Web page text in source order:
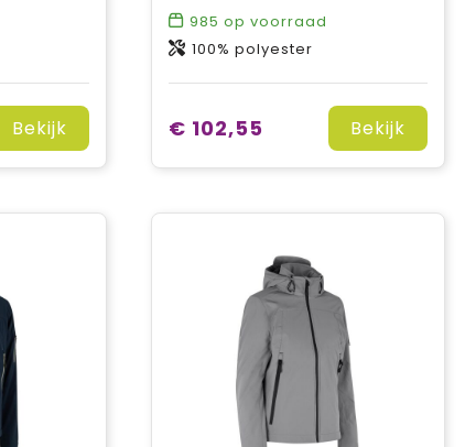
Bekijk
985 op voorraad
100% polyester
€ 102,55 Bekijk